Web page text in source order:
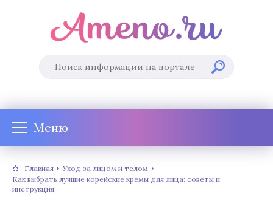
Меню
Главная
Уход за лицом и телом
Как выбрать лучшие корейские кремы для лица: советы и
инструкция